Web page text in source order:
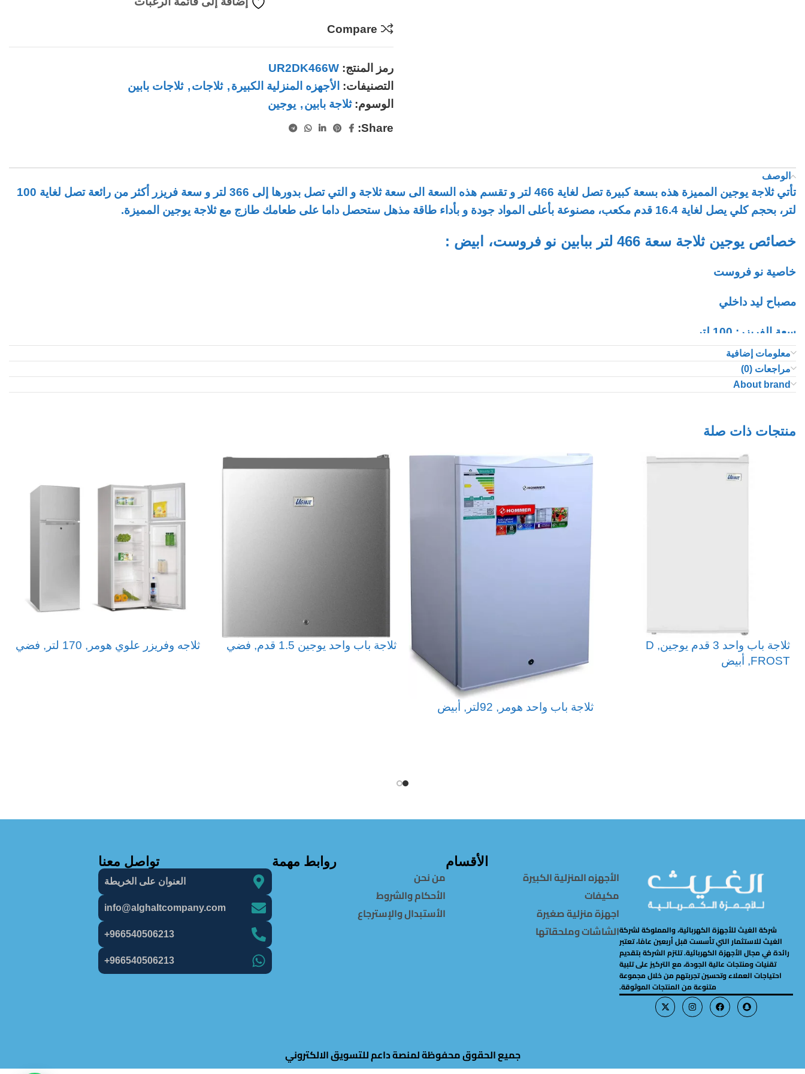
Compare
رمز المنتج: UR2DK466W
التصنيفات: الأجهزه المنزلية الكبيرة, ثلاجات, ثلاجات بابين
الوسوم: ثلاجة بابين, يوجين
Share:
الوصف
تأتي ثلاجة يوجين المميزة هذه بسعة كبيرة تصل لغاية 466 لتر و تقسم هذه السعة الى سعة ثلاجة و التي تصل بدورها إلى 366 لتر و سعة فريزر أكثر من رائعة تصل لغاية 100
لتر، بحجم كلي يصل لغاية 16.4 قدم مكعب، مصنوعة بأعلى المواد جودة و بأداء طاقة مذهل ستحصل داما على طعامك طازج مع ثلاجة يوجين المميزة.
خصائص يوجين ثلاجة سعة 466 لتر ببابين نو فروست، ابيض :
خاصية نو فروست
مصباح ليد داخلي
سعة الفريزر: 100 لتر
تدفق هواء متعدد
طعام طازج دائما
معلومات إضافية
مراجعات (0)
About brand
منتجات ذات صلة
ثلاجة باب واحد 3 قدم يوجين, D
FROST, أبيض
ثلاجة باب واحد هومر, 92لتر, أبيض
ثلاجة باب واحد يوجين 1.5 قدم, فضي ثلاجه وفريزر علوي هومر, 170 لتر, فضي
شركة الغيث للأجهزة الكهربائية، والمملوكة لشركة
الغيث للاستثمار التي تأسست قبل أربعين عامًا، تعتبر
رائدة في مجال الأجهزة الكهربائية. تلتزم الشركة بتقديم
تقنيات ومنتجات عالية الجودة، مع التركيز على تلبية
احتياجات العملاء وتحسين تجربتهم من خلال مجموعة
متنوعة من المنتجات الموثوقة.
الأقسام
الأجهزه المنزلية الكبيرة
مكيفات
اجهزة منزلية صغيرة
الشاشات وملحقاتها
روابط مهمة
من نحن
الأحكام والشروط
الأستبدال والإسترجاع
تواصل معنا
العنوان على الخريطة
info@alghaItcompany.com
966540506213+
966540506213+
جميع الحقوق محفوظة لمنصة داعم للتسويق الالكتروني